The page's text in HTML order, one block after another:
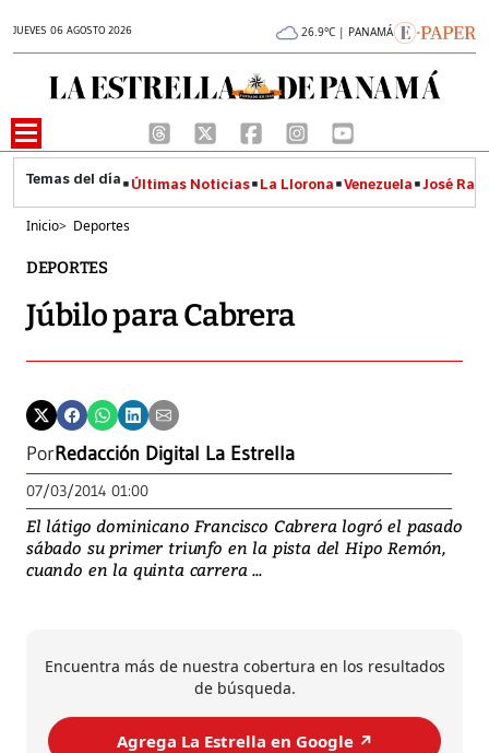
JUEVES 06 AGOSTO 2026 26.9°C | PANAMÁ
Últimas Noticias La Llorona Venezuela José
Inicio> Deportes
DEPORTES
Júbilo para Cabrera
PorRedacción Digital La Estrella
07/03/2014 01:00
El látigo dominicano Francisco Cabrera logró el pasado
sábado su primer triunfo en la pista del Hipo Remón,
cuando en la quinta carrera ...
Encuentra más de nuestra cobertura en los resultados
de búsqueda.
Agrega La Estrella en Google ↗️